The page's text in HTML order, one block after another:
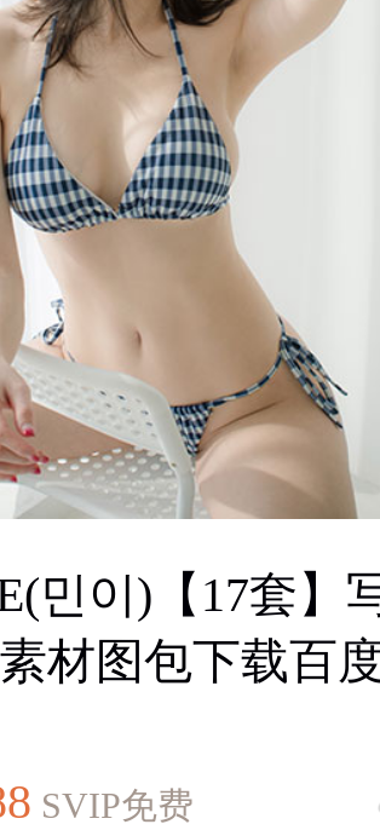
민이)【17套】
材图包下载百
SVIP免费